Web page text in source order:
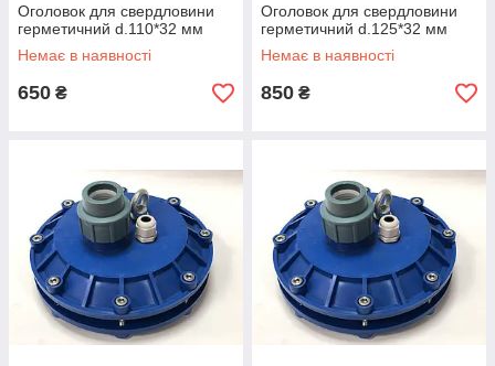
Оголовок для свердловини
герметичний d.110*32 мм
Немає в наявності
650 ₴
Оголовок для свердловини
герметичний d.125*32 мм
Немає в наявності
850 ₴